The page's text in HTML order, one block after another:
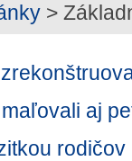
>
aj
rodičov